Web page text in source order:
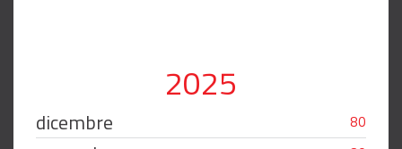
2025
dicembre 80